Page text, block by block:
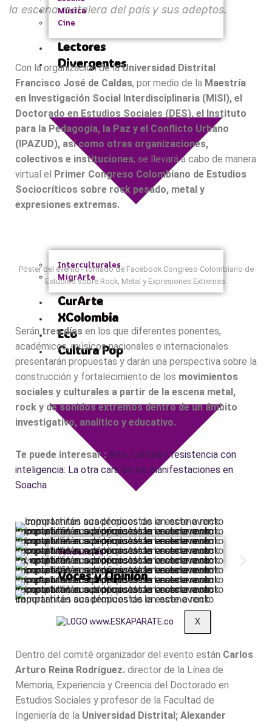
Música
Cine
Lectores
Divergentes
Interculturales
MigrArte
CurArte
XColombia
Eco
Cultura Pop
Tendencias
Voces y Opinión
X
la escena metalera del país y sus adeptos.
Con la organización de laUniversidad Distrital
Francisco José de Caldas, por medio de la Maestría
en Investigación Social Interdisciplinaria (MISI), el
Doctorado en Estudios Sociales (DES), el Instituto
para la Pedagogía, la Paz y el Conflicto Urbano
(IPAZUD), así como otras organizaciones,
colectivos e instituciones, se llevará a cabo de manera
virtual el
Primer Congreso Colombiano de Estudios
Sociocríticos sobre rock pesado, metal y
expresiones extremas.
Póster del evento - tomado de Facebook Congreso Colombiano de
Estudios sobre Rock, Metal y Expresiones Extremas.
Serán tres días en los que diferentes ponentes,
académicos, músicos nacionales e internacionales
presentarán propuestas y darán una perspectiva sobre la
construcción y fortalecimiento de los movimientos
sociales y culturales a partir de la escena metal,
rock y de sonidos extremos dentro de un ámbito
investigativo, analítico y educativo.
Te puede interesar : Arte, cultura y resistencia con
inteligencia: La otra cara de las manifestaciones en
Soacha
Importantes académicos de la escena rock compartirán sus propuestas en este evento
Importantes académicos de la escena rock compartirán sus propuestas en este evento
Importantes académicos de la escena rock compartirán sus propuestas en este evento
Importantes académicos de la escena rock compartirán sus propuestas en este evento
Importantes académicos de la escena rock compartirán sus propuestas en este evento
Importantes académicos de la escena rock compartirán sus propuestas en este evento
Importantes académicos de la escena rock compartirán sus propuestas en este evento
Importantes académicos de la escena rock compartirán sus propuestas en este evento
Dentro del comité organizador del evento están Carlos
Arturo Reina Rodríguez. director de la Línea de
Memoria, Experiencia y Creencia del Doctorado en
Estudios Sociales y profesor de la Facultad de
Ingeniería de la Universidad Distrital; Alexander